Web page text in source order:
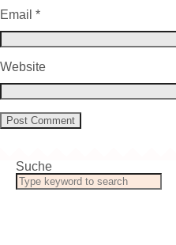
Email *
Website
Suche